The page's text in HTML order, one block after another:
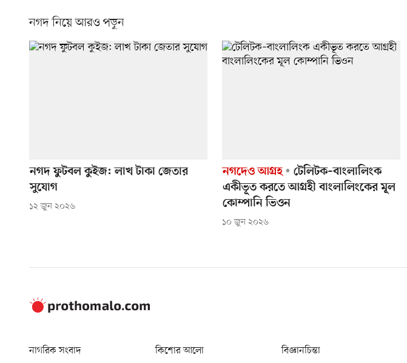
নগদ নিয়ে আরও পড়ুন
নগদ ফুটবল কুইজ: লাখ টাকা জেতার
সুযোগ
১২ জুন ২০২৬
নগদেও আগ্রহ
টেলিটক–বাংলালিংক
একীভূত করতে আগ্রহী বাংলালিংকের মূল
কোম্পানি ভিওন
১০ জুন ২০২৬
নাগরিক সংবাদ কিশোর আলো বিজ্ঞানচিন্তা